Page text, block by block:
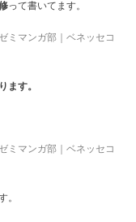
って書いてます。
ミマンガ部｜ベネッセコ
ます。
ミマンガ部｜ベネッセコ
。